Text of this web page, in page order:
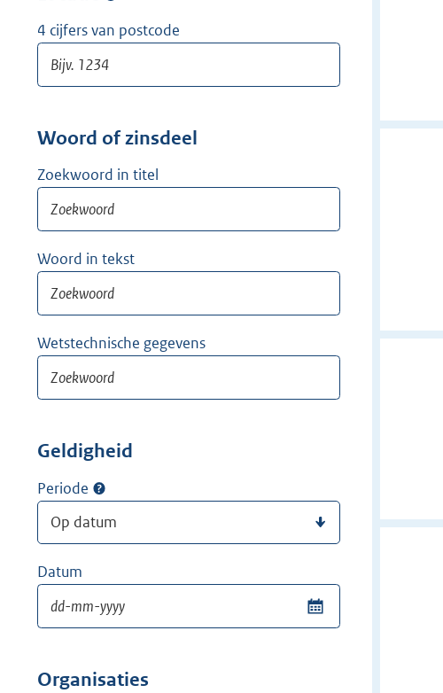
i
4 cijfers van postcode
Woord of zinsdeel
Zoekwoord in titel
Woord in tekst
Wetstechnische gegevens
Geldigheid
Periode
Datum
Organisaties